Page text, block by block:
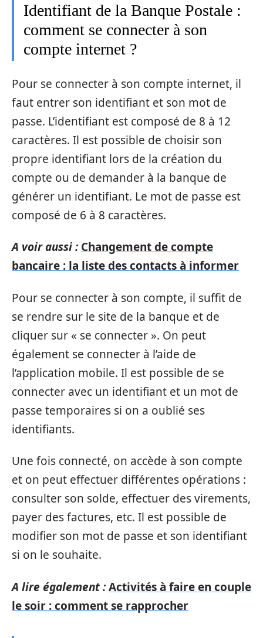
Identifiant de la Banque Postale :
comment se connecter à son
compte internet ?
Pour se connecter à son compte internet, il
faut entrer son identifiant et son mot de
passe. L’identifiant est composé de 8 à 12
caractères. Il est possible de choisir son
propre identifiant lors de la création du
compte ou de demander à la banque de
générer un identifiant. Le mot de passe est
composé de 6 à 8 caractères.
A voir aussi : Changement de compte
bancaire : la liste des contacts à informer
Pour se connecter à son compte, il suffit de
se rendre sur le site de la banque et de
cliquer sur « se connecter ». On peut
également se connecter à l’aide de
l’application mobile. Il est possible de se
connecter avec un identifiant et un mot de
passe temporaires si on a oublié ses
identifiants.
Une fois connecté, on accède à son compte
et on peut effectuer différentes opérations :
consulter son solde, effectuer des virements,
payer des factures, etc. Il est possible de
modifier son mot de passe et son identifiant
si on le souhaite.
A lire également :Activités à faire en couple
le soir : comment se rapprocher